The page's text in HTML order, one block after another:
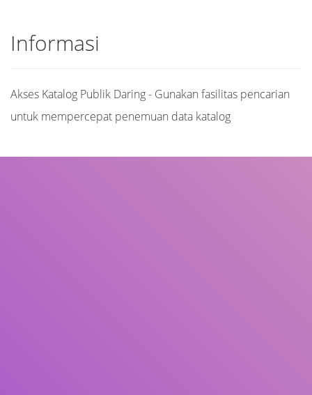
Informasi
Akses Katalog Publik Daring - Gunakan fasilitas pencarian
untuk mempercepat penemuan data katalog